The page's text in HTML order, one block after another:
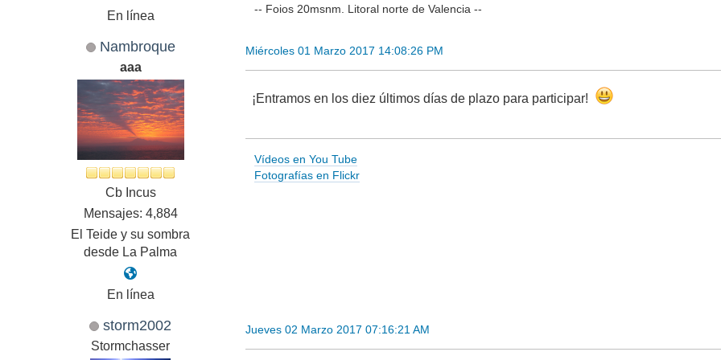
En línea
-- Foios 20msnm. Litoral norte de Valencia --
Nambroque
aaa
Cb Incus
Mensajes: 4,884
El Teide y su sombra
desde La Palma
En línea
Miércoles 01 Marzo 2017 14:08:26 PM
¡Entramos en los diez últimos días de plazo para participar!
Vídeos en You Tube
Fotografías en Flickr
storm2002
Stormchasser
Jueves 02 Marzo 2017 07:16:21 AM